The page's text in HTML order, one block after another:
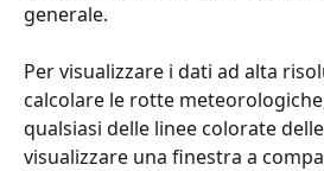
generale.
Per visualizzare i dati ad alta
calcolare le rotte
qualsiasi delle linee colorate
visualizzare una finestra a